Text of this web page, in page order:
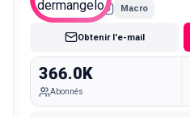
Macro
Obtenir l'e-mail
366.0K
Abonnés